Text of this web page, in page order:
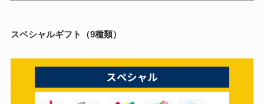
スペシャルギフト（9種類）